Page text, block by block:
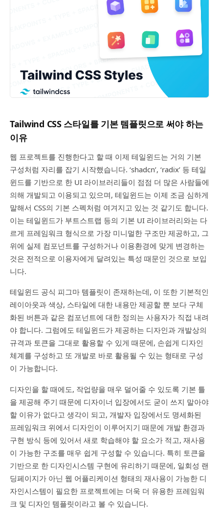
Tailwind CSS 스타일를 기본 템플릿으로 써야 하는
이유
웹 프로젝트를 진행한다고 할 때 이제 테일윈드는 거의 기본
구성처럼 자리를 잡기 시작했습니다. ‘shadcn’, ‘radix’ 등 테일
윈드를 기반으로 한 UI 라이브러리들이 점점 더 많은 사람들에
의해 개발되고 이용되고 있으며, 테일윈드는 이제 조금 심하게
말해서 CSS의 기본 스펙처럼 여겨지고 있는 것 같기도 합니다.
이는 테일윈드가 부트스트랩 등의 기본 UI 라이브러리와는 다
르게 프레임워크 형식으로 가장 미니멀한 구조만 제공하고, 그
위에 실제 컴포넌트를 구성하거나 이용환경에 맞게 변경하는
것은 전적으로 이용자에게 달려있는 특성 때문인 것으로 보입
니다.
테일윈드 공식 피그마 템플릿이 존재하는데, 이 또한 기본적인
레이아웃과 색상, 스타일에 대한 내용만 제공할 뿐 보다 구체
화된 버튼과 같은 컴포넌트에 대한 정의는 사용자가 직접 내려
야 합니다. 그럼에도 테일윈드가 제공하는 디자인과 개발상의
규격과 토큰을 그대로 활용할 수 있게 때문에, 손쉽게 디자인
체계를 구성하고 또 개발로 바로 활용될 수 있는 형태로 구성
이 가능합니다.
디자인을 할 때에도, 작업량을 매우 덜어줄 수 있도록 기본 틀
을 제공해 주기 때문에 디자이너 입장에서도 굳이 쓰지 말아야
할 이유가 없다고 생각이 되고, 개발자 입장에서도 명세화된
프레임워크 위에서 디자인이 이루어지기 때문에 개발 환경과
구현 방식 등에 있어서 새로 학습해야 할 요소가 적고, 재사용
이 가능한 구조를 매우 쉽게 구성할 수 있습니다. 특히 토큰을
기반으로 한 디자인시스템 구현에 유리하기 때문에, 일회성 랜
딩페이지가 아닌 웹 어플리케이션 형태의 재사용이 가능한 디
자인시스템이 필요한 프로젝트에는 더욱 더 유용한 프레임워
크 및 디자인 템플릿이라고 볼 수 있습니다.